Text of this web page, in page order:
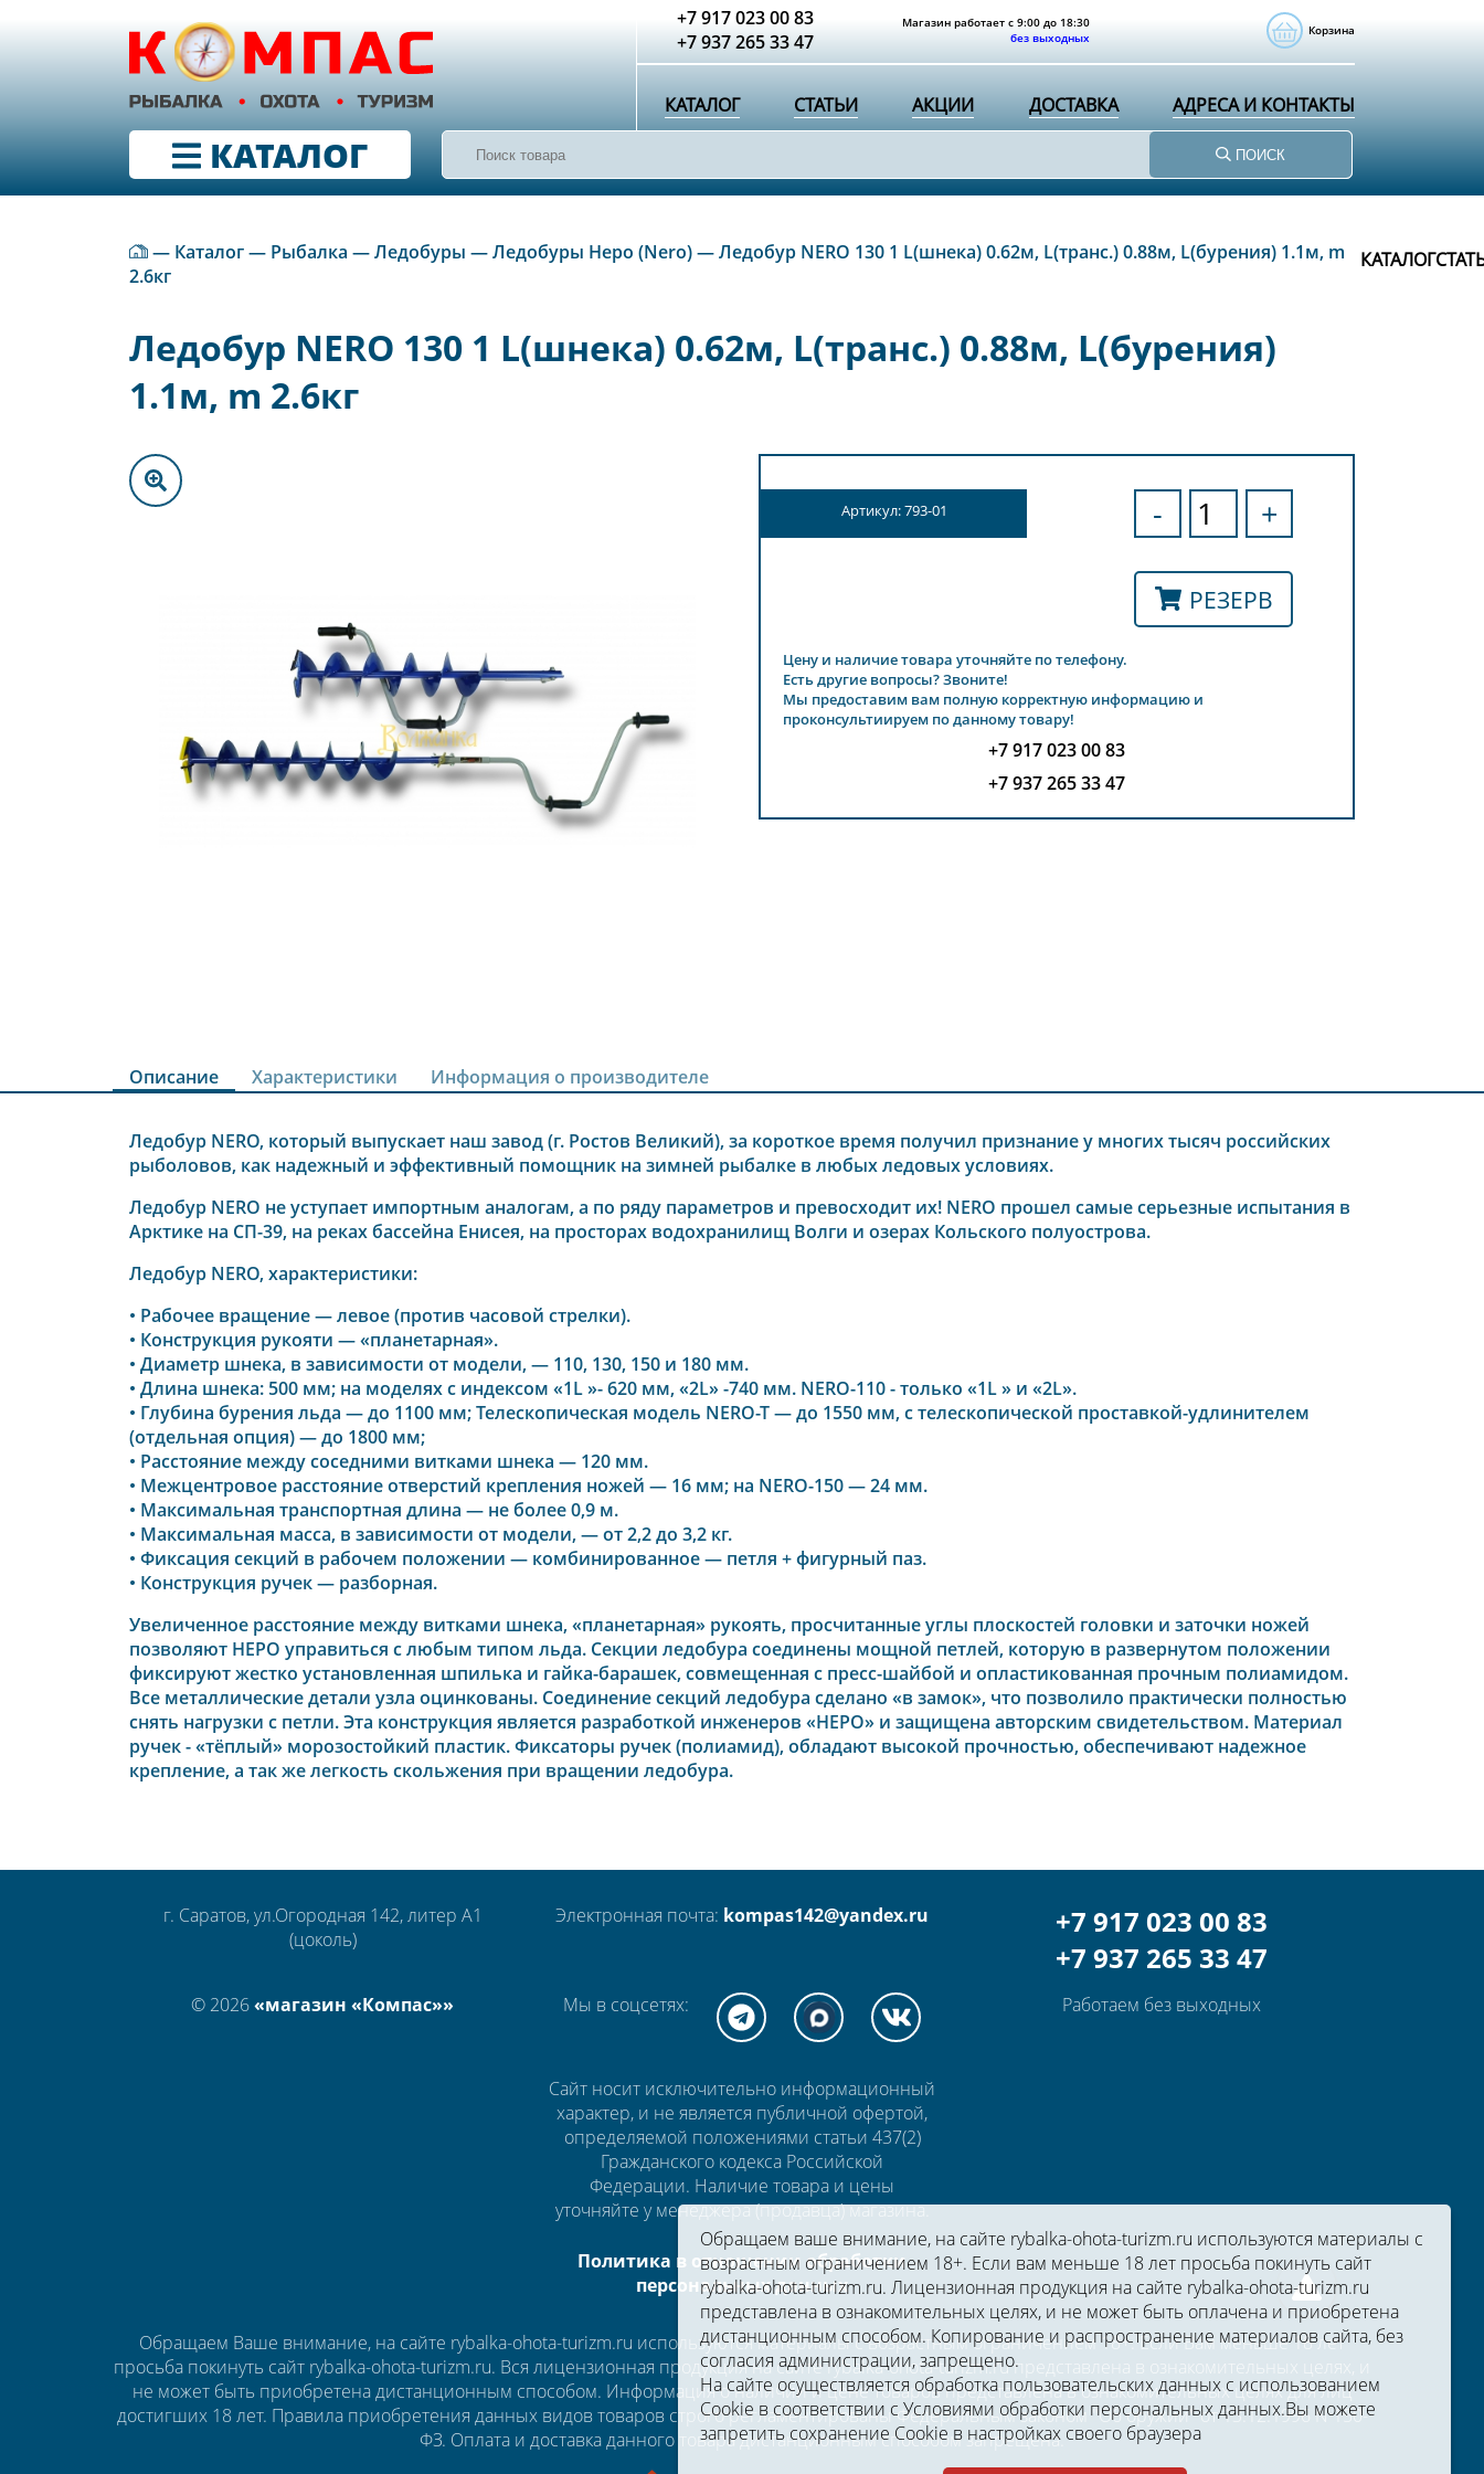
КАТАЛОГ
+7 917 023 00 83
+7 937 265 33 47
Магазин работает с 9:00 до 18:30
без выходных
Корзина
КАТАЛОГ СТАТЬИ АКЦИИ ДОСТАВКА АДРЕСА И КОНТАКТЫ
КАТАЛОГ ПОИСК
— Каталог— Рыбалка —Ледобуры —Ледобуры Неро (Nero)—Ледобур NERO 130 1 L(шнека) 0.62м, L(транс.) 0.88м, L(бурения) 1.1м, m
2.6кг
Ледобур NERO 130 1 L(шнека) 0.62м, L(транс.) 0.88м, L(бурения)
1.1м, m 2.6кг
Артикул: 793-01 - +
РЕЗЕРВ
Цену и наличие товара уточняйте по телефону.
Есть другие вопросы? Звоните!
Мы предоставим вам полную корректную информацию и
проконсультиируем по данному товару!
+7 917 023 00 83
+7 937 265 33 47
Описание Характеристики Информация о производителе
Ледобур NERO, который выпускает наш завод (г. Ростов Великий), за короткое время получил признание у многих тысяч российских
рыболовов, как надежный и эффективный помощник на зимней рыбалке в любых ледовых условиях.
Ледобур NERO не уступает импортным аналогам, а по ряду параметров и превосходит их! NERO прошел самые серьезные испытания в
Арктике на СП-39, на реках бассейна Енисея, на просторах водохранилищ Волги и озерах Кольского полуострова.
Ледобур NERO, характеристики:
• Рабочее вращение — левое (против часовой стрелки).
• Конструкция рукояти — «планетарная».
• Диаметр шнека, в зависимости от модели, — 110, 130, 150 и 180 мм.
• Длина шнека: 500 мм; на моделях с индексом «1L »- 620 мм, «2L» -740 мм. NERO-110 - только «1L » и «2L».
• Глубина бурения льда — до 1100 мм; Телескопическая модель NERO-T — до 1550 мм, с телескопической проставкой-удлинителем
(отдельная опция) — до 1800 мм;
• Расстояние между соседними витками шнека — 120 мм.
• Межцентровое расстояние отверстий крепления ножей — 16 мм; на NERO-150 — 24 мм.
• Максимальная транспортная длина — не более 0,9 м.
• Максимальная масса, в зависимости от модели, — от 2,2 до 3,2 кг.
• Фиксация секций в рабочем положении — комбинированное — петля + фигурный паз.
• Конструкция ручек — разборная.
Увеличенное расстояние между витками шнека, «планетарная» рукоять, просчитанные углы плоскостей головки и заточки ножей
позволяют НЕРО управиться с любым типом льда. Секции ледобура соединены мощной петлей, которую в развернутом положении
фиксируют жестко установленная шпилька и гайка-барашек, совмещенная с пресс-шайбой и опластикованная прочным полиамидом.
Все металлические детали узла оцинкованы. Соединение секций ледобура сделано «в замок», что позволило практически полностью
снять нагрузки с петли. Эта конструкция является разработкой инженеров «НЕРО» и защищена авторским свидетельством. Материал
ручек - «тёплый» морозостойкий пластик. Фиксаторы ручек (полиамид), обладают высокой прочностью, обеспечивают надежное
крепление, а так же легкость скольжения при вращении ледобура.
г. Саратов, ул.Огородная 142, литер А1
(цоколь)
Электронная почта: kompas142@yandex.ru
+7 917 023 00 83
+7 937 265 33 47
© 2026«магазин «Компас»» Мы в соцсетях:
Сайт носит исключительно информационный
характер, и не является публичной офертой,
определяемой положениями статьи 437(2)
Гражданского кодекса Российской
Федерации. Наличие товара и цены
уточняйте у менеджера (продавца) магазина.
Политика в отношении обработки
персональных данных
Работаем без выходных
Обращаем Ваше внимание, на сайте rybalka-ohota-turizm.ru используются материалы с возрастным ограничением 18+. Если Вам меньше 18 лет
просьба покинуть сайт rybalka-ohota-turizm.ru. Вся лицензионная продукция на сайте rybalka-ohota-turizm.ru представлена в ознакомительных целях, и
не может быть приобретена дистанционным способом. Информация о наличии и цене товаров представлена в ознакомительных целях для лиц
достигших 18 лет. Правила приобретения данных видов товаров строго регламентированы Федеральным законом "Об оружии" от 13.12.1996 N 150-
ФЗ. Оплата и доставка данного товара дистанционным способом запрещена.
Обращаем ваше внимание, на сайте rybalka-ohota-turizm.ru используются материалы с
возрастным ограничением 18+. Если вам меньше 18 лет просьба покинуть сайт
rybalka-ohota-turizm.ru. Лицензионная продукция на сайте rybalka-ohota-turizm.ru
представлена в ознакомительных целях, и не может быть оплачена и приобретена
дистанционным способом. Копирование и распространение материалов сайта, без
согласия администрации, запрещено.
На сайте осуществляется обработка пользовательских данных с использованием
Cookie в соответствии c Условиями обработки персональных данных.Вы можете
запретить сохранение Cookie в настройках своего браузера